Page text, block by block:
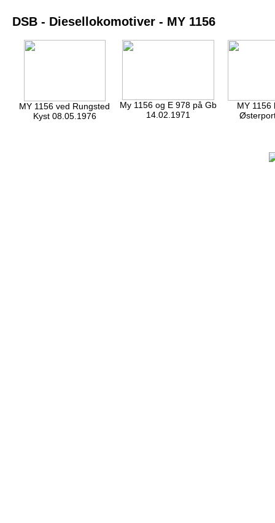
DSB - Diesellokomotiver - MY 1156
MY 1156 ved Rungsted
Kyst 08.05.1976
My 1156 og E 978 på Gb
14.02.1971
MY 1156